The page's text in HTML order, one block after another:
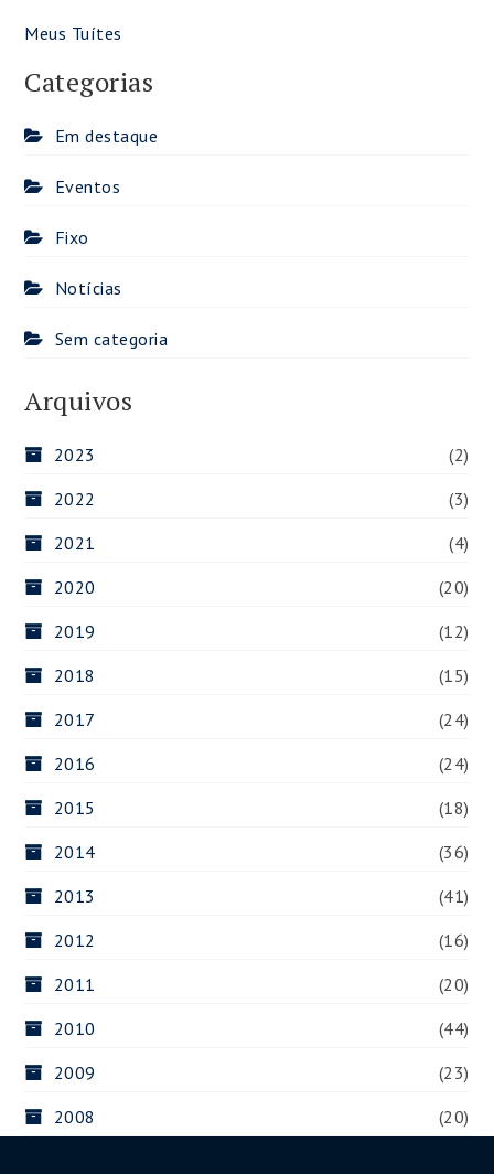
Meus Tuítes
Categorias
Em destaque
Eventos
Fixo
Notícias
Sem categoria
Arquivos
2023
(2)
2022
(3)
2021
(4)
2020
(20)
2019
(12)
2018
(15)
2017
(24)
2016
(24)
2015
(18)
2014
(36)
2013
(41)
2012
(16)
2011
(20)
2010
(44)
2009
(23)
2008
(20)